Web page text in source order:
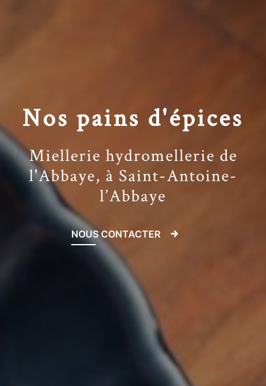
Nos pains d'épices
Miellerie hydromellerie de
l'Abbaye, à Saint-Antoine-
l’Abbaye
NOUS CONTACTER